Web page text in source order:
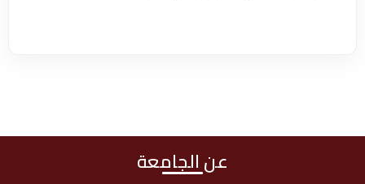
عن الجامعة